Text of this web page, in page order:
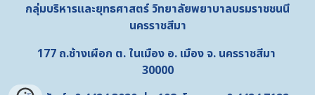
กลุ่มบริหารและยุทธศาสตร์ วิทยาลัยพยาบาลบรมราชชนนี
นครราชสีมา
177 ถ.ช้างเผือก ต. ในเมือง อ. เมือง จ. นครราชสีมา
30000